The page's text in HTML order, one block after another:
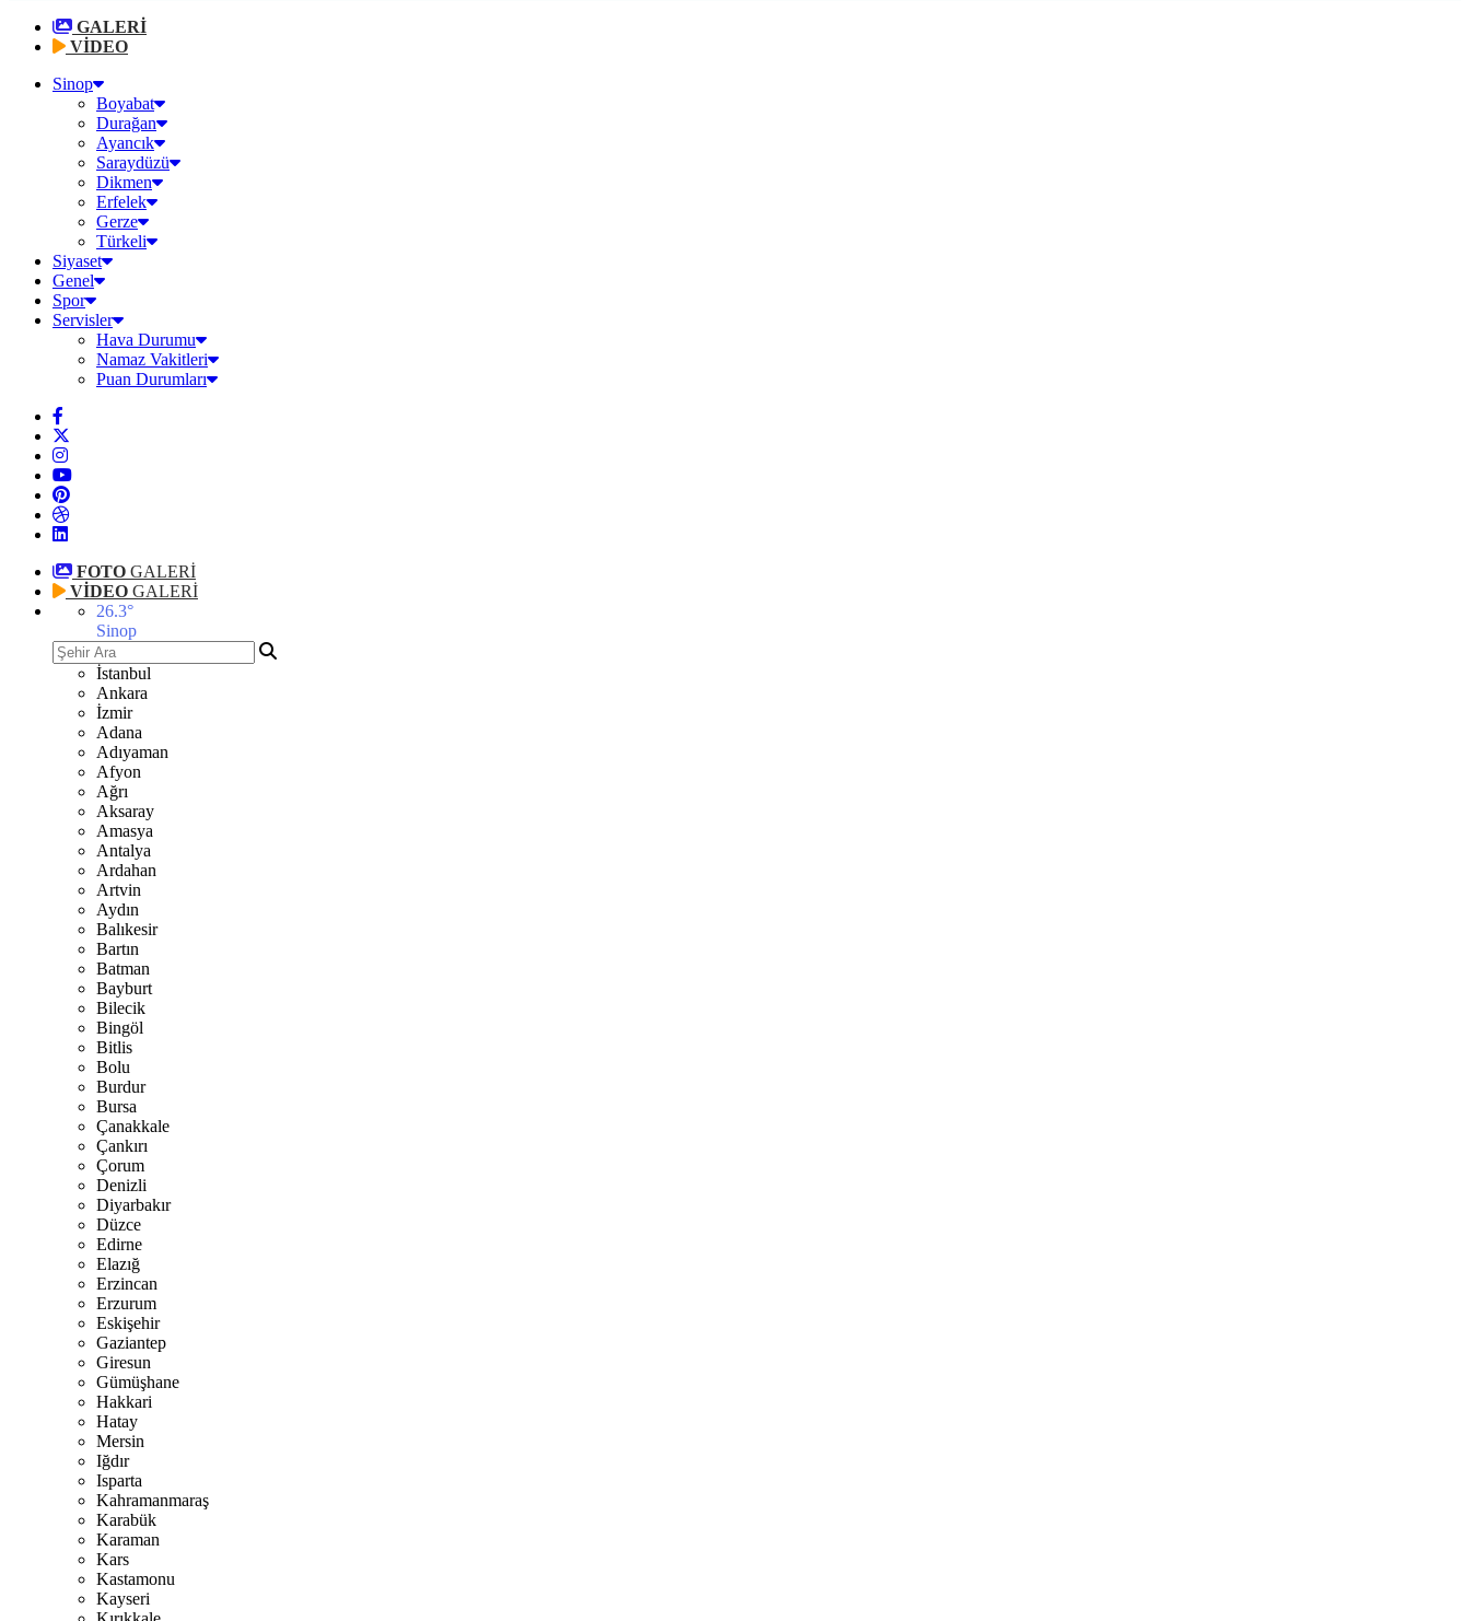
GALERİ
VİDEO
Sinop
Boyabat
Durağan
Ayancık
Saraydüzü
Dikmen
Erfelek
Gerze
Türkeli
Siyaset
Genel
Spor
Servisler
Hava Durumu
Namaz Vakitleri
Puan Durumları
FOTO GALERİ
VİDEO GALERİ
26.3°
Sinop
İstanbul
Ankara
İzmir
Adana
Adıyaman
Afyon
Ağrı
Aksaray
Amasya
Antalya
Ardahan
Artvin
Aydın
Balıkesir
Bartın
Batman
Bayburt
Bilecik
Bingöl
Bitlis
Bolu
Burdur
Bursa
Çanakkale
Çankırı
Çorum
Denizli
Diyarbakır
Düzce
Edirne
Elazığ
Erzincan
Erzurum
Eskişehir
Gaziantep
Giresun
Gümüşhane
Hakkari
Hatay
Mersin
Iğdır
Isparta
Kahramanmaraş
Karabük
Karaman
Kars
Kastamonu
Kayseri